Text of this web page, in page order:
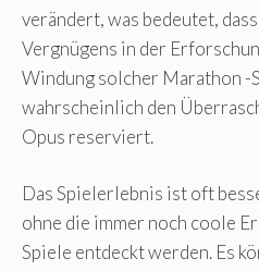
verändert, was bedeutet,
Vergnügens in der
Windung solcher Marathon
wahrscheinlich den
Opus reserviert.
Das Spielerlebnis ist oft
ohne die immer noch coole
Spiele entdeckt werden. Es